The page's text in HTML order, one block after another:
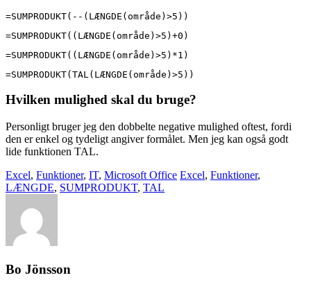
=SUMPRODUKT(--(LÆNGDE(område)>5))
=SUMPRODUKT((LÆNGDE(område)>5)+0)
=SUMPRODUKT((LÆNGDE(område)>5)*1)
=SUMPRODUKT(TAL(LÆNGDE(område)>5))
Hvilken mulighed skal du bruge?
Personligt bruger jeg den dobbelte negative mulighed oftest, fordi
den er enkel og tydeligt angiver formålet. Men jeg kan også godt
lide funktionen TAL.
Excel, Funktioner, IT, Microsoft Office Excel, Funktioner,
LÆNGDE, SUMPRODUKT, TAL
Bo Jönsson